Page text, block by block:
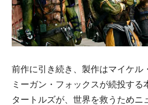
前作に引き続き、製作はマイケル
ミーガン・フォックスが続投する
タートルズが、世界を救うためニ